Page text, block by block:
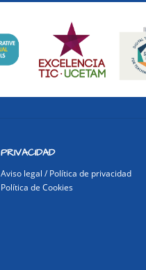
PRIVACIDAD
Aviso legal / Política de privacidad
Política de Cookies